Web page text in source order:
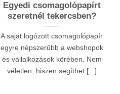
Egyedi csomagolópapírt
szeretnél tekercsben?
A saját logózott csomagolópapír
egyre népszerűbb a webshopok
és vállalkozások körében. Nem
véletlen, hiszen segíthet [...]